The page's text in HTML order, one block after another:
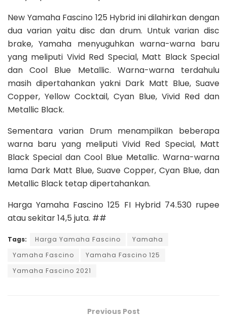
New Yamaha Fascino 125 Hybrid ini dilahirkan dengan
dua varian yaitu disc dan drum. Untuk varian disc
brake, Yamaha menyuguhkan warna-warna baru
yang meliputi Vivid Red Special, Matt Black Special
dan Cool Blue Metallic. Warna-warna terdahulu
masih dipertahankan yakni Dark Matt Blue, Suave
Copper, Yellow Cocktail, Cyan Blue, Vivid Red dan
Metallic Black.
Sementara varian Drum menampilkan beberapa
warna baru yang meliputi Vivid Red Special, Matt
Black Special dan Cool Blue Metallic. Warna-warna
lama Dark Matt Blue, Suave Copper, Cyan Blue, dan
Metallic Black tetap dipertahankan.
Harga Yamaha Fascino 125 FI Hybrid 74.530 rupee
atau sekitar 14,5 juta. ##
Tags: Harga Yamaha Fascino
Yamaha
Yamaha Fascino
Yamaha Fascino 125
Yamaha Fascino 2021
Previous Post